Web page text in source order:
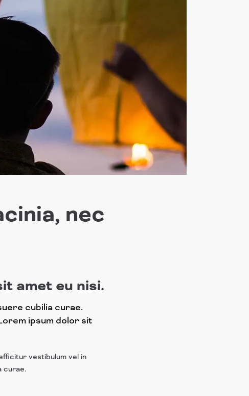
nec
amet eu nisi.
cubilia curae.
ipsum dolor sit
vestibulum vel in
curae.